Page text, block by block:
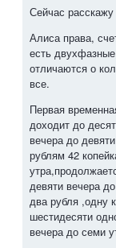
Сейчас
Алиса права,
есть
отличаются о
все.
Первая
доходит до
вечера до
рублям 42
девяти вечера
два рубля ,одну
шестидесяти
вечера до семи